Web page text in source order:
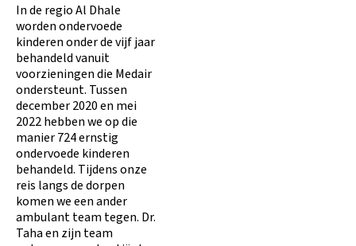
In de regio Al Dhale
worden ondervoede
kinderen onder de vijf jaar
behandeld vanuit
voorzieningen die Medair
ondersteunt. Tussen
december 2020 en mei
2022 hebben we op die
manier 724 ernstig
ondervoede kinderen
behandeld. Tijdens onze
reis langs de dorpen
komen we een ander
ambulant team tegen. Dr.
Taha en zijn team